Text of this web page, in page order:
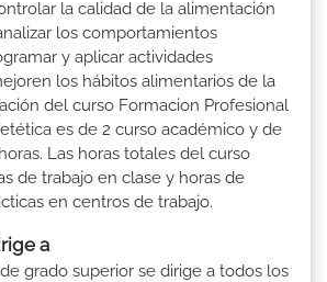
la calidad de la alimentación
los comportamientos
y aplicar actividades
los hábitos alimentarios de la
del curso Formacion Profesional
es de 2 curso académico y de
Las horas totales del curso
de trabajo en clase y horas de
en centros de trabajo.
a
grado superior se dirige a todos los